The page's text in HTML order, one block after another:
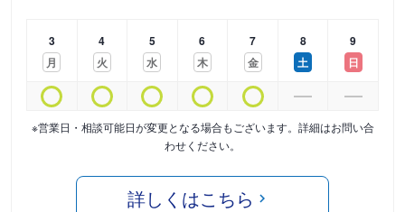
3
月
4
火
5
水
6
木
7
金
8
土
9
日
※営業日・相談可能日が変更となる場合もございます。詳細はお問い合
わせください。
詳しくはこちら